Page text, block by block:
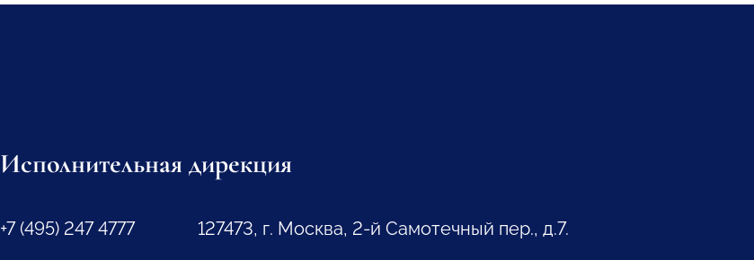
Исполнительная дирекция
+7 (495) 247 4777
127473, г. Москва, 2-й Самотечный пер., д.7.